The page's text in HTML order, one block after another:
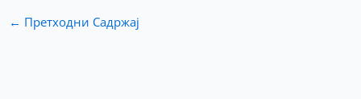
← Претходни Садржај